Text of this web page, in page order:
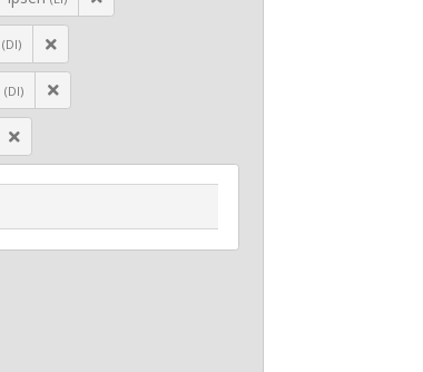
(DI)
(DI)